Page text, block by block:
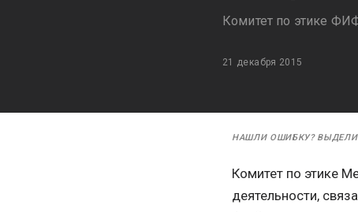
Комитет по этике
21 декабря 2015
НАШЛИ ОШИБКУ?
Комитет по этике
деятельности,